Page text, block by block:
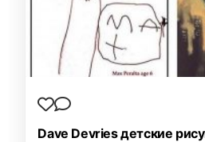
Dave Devries детские